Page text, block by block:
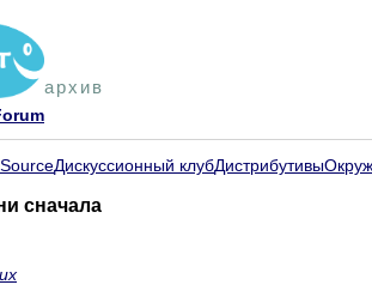
архив
Дискуссионный клубДистрибутивы
сначала